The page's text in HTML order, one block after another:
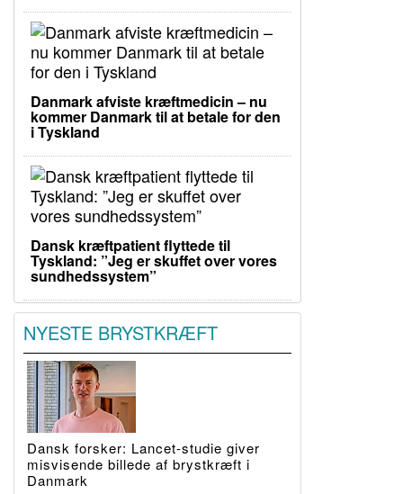
Danmark afviste kræftmedicin – nu
kommer Danmark til at betale for den
i Tyskland
Dansk kræftpatient flyttede til
Tyskland: ”Jeg er skuffet over vores
sundhedssystem”
NYESTE BRYSTKRÆFT
Dansk forsker: Lancet-studie giver
misvisende billede af brystkræft i
Danmark